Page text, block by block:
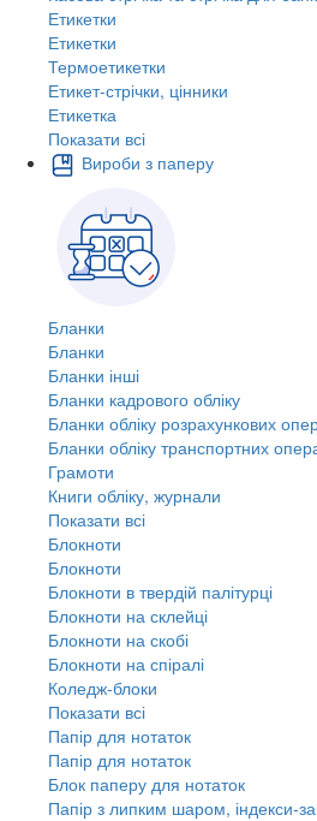
Етикетки
Етикетки
Термоетикетки
Етикет-стрічки, цінники
Етикетка
Показати всі
Вироби з паперу
Бланки
Бланки
Бланки інші
Бланки кадрового обліку
Бланки обліку розрахункових
Бланки обліку транспортних
Грамоти
Книги обліку, журнали
Показати всі
Блокноти
Блокноти
Блокноти в твердій палітурці
Блокноти на склейці
Блокноти на скобі
Блокноти на спіралі
Коледж-блоки
Показати всі
Папір для нотаток
Папір для нотаток
Блок паперу для нотаток
Папір з липким шаром, індекси-